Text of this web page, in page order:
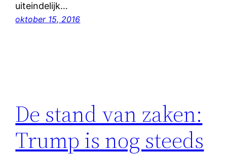
uiteindelijk…
oktober 15, 2016
De stand van zaken:
Trump is nog steeds